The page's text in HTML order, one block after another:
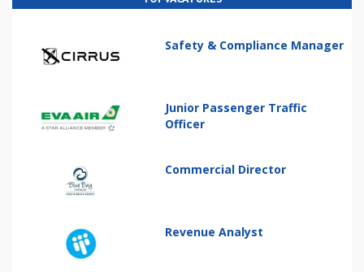
Safety & Compliance Manager
Junior Passenger Traffic
Officer
Commercial Director
Revenue Analyst